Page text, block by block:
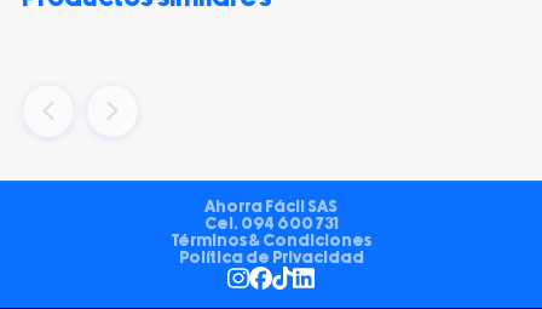
Ahorra Fácil SAS
Cel. 094 600 731
Términos & Condiciones
Política de Privacidad